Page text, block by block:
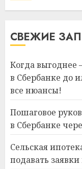
СВЕЖИЕ
Когда выгоднее
в Сбербанке до
все нюансы!
Пошаговое
в Сбербанке
Сельская
подавать